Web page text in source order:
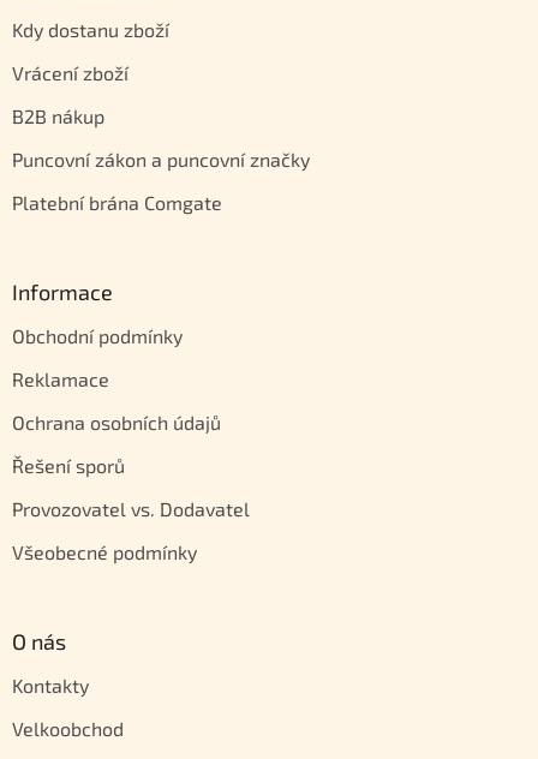
Kdy dostanu zboží
Vrácení zboží
B2B nákup
Puncovní zákon a puncovní značky
Platební brána Comgate
Informace
Obchodní podmínky
Reklamace
Ochrana osobních údajů
Řešení sporů
Provozovatel vs. Dodavatel
Všeobecné podmínky
O nás
Kontakty
Velkoobchod